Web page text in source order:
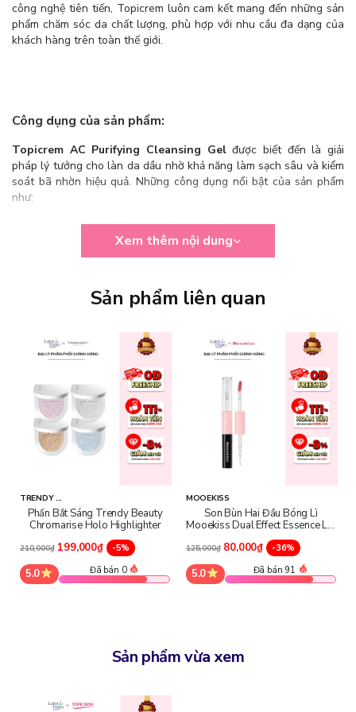
công nghệ tiên tiến, Topicrem luôn cam kết mang đến những sản
phẩm chăm sóc da chất lượng, phù hợp với nhu cầu đa dạng của
khách hàng trên toàn thế giới.
Công dụng của sản phẩm:
Topicrem AC Purifying Cleansing Gelđược biết đến là giải
pháp lý tưởng cho làn da dầu nhờ khả năng làm sạch sâu và kiểm
soát bã nhờn hiệu quả. Những công dụng nổi bật của sản phẩm
như:
Làm sạch sâu: Loại bỏ bụi bẩn, dầu thừa và các tạp chất trên bề
mặt da, giúp da thông thoáng và ngăn ngừa mụn hình thành.
thiểu tình trạng bóng dầu, đặc biệt ở vùng chữ T.
giúp ngăn chặn sự phát triển của vi khuẩn gây mụn, từ đó hạn chế
mụn trứng cá và các vấn đề liên quan.
Cân bằng độ ẩm: Không chỉ làm sạch da mà sản phẩm còn giúp
duy trì độ ẩm cần thiết, không gây khô căng da sau khi sử dụng.
Dịu nhẹ và an toàn: Công thức không chứa xà phòng, không
paraben, phù hợp cho da dầu và da nhạy cảm.
Xem thêm nội dung
Sản phẩm liên quan
TRENDY ...
Phấn Bắt Sáng Trendy Beauty
Chromarise Holo Highlighter
210,000₫ 199,000₫ -5%
5.0 Đã bán 0
MOOEKISS
Son Bùn Hai Đầu Bóng Lì
Mooekiss Dual Effect Essence Lip
Mud
125,000₫ 80,000₫ -36%
5.0 Đã bán 91
Sản phẩm vừa xem